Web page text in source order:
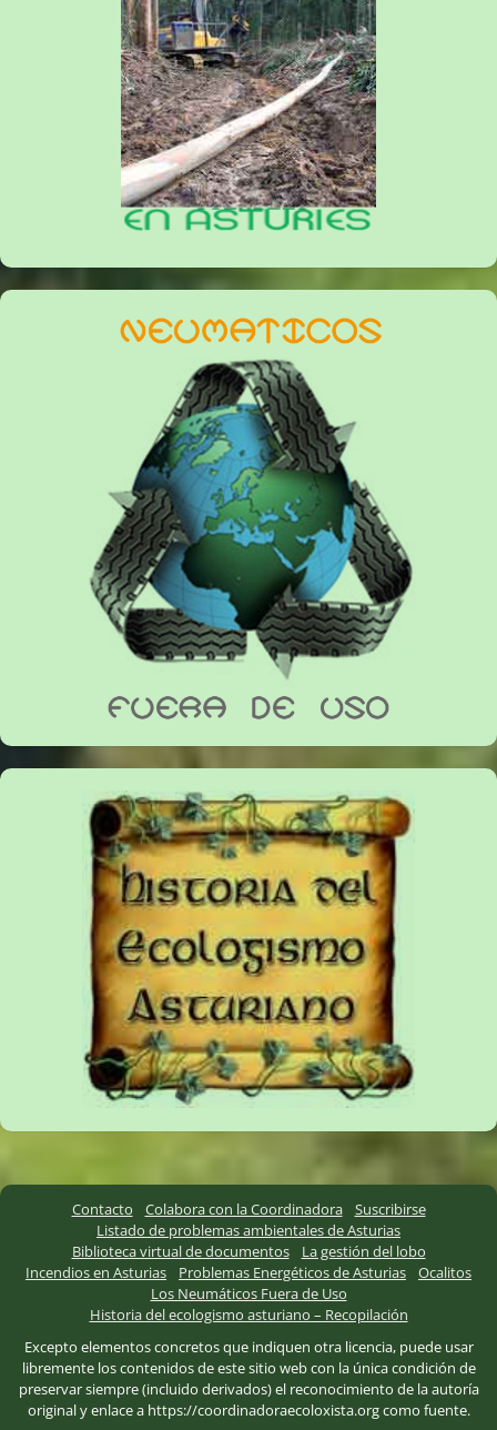
Contacto Colabora con la Coordinadora
Suscribirse
Listado de problemas ambientales de Asturias
Biblioteca virtual de documentos
La gestión del lobo
Incendios en Asturias
Problemas Energéticos de Asturias
Ocalitos
Los Neumáticos Fuera de Uso
Historia del ecologismo asturiano – Recopilación
Excepto elementos concretos que indiquen otra licencia, puede usar
libremente los contenidos de este sitio web con la única condición de
preservar siempre (incluido derivados) el reconocimiento de la autoría
original y enlace a https://coordinadoraecoloxista.org como fuente.